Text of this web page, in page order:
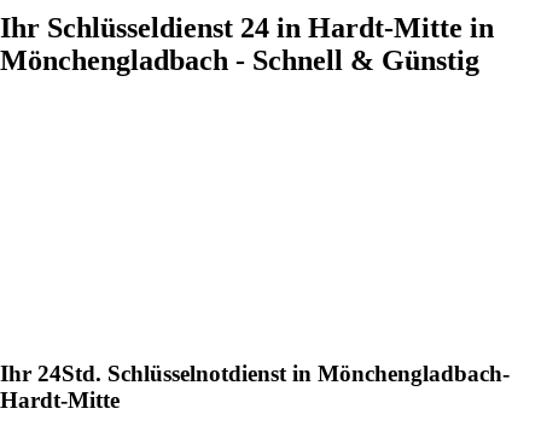
Ihr Schlüsseldienst 24 in Hardt-Mitte in
Mönchengladbach - Schnell & Günstig
Ihr 24Std. Schlüsselnotdienst in Mönchengladbach-
Hardt-Mitte